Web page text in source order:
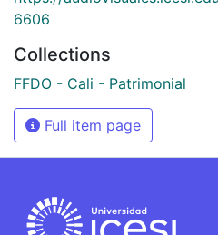
6606
Collections
FFDO - Cali - Patrimonial
Full item page